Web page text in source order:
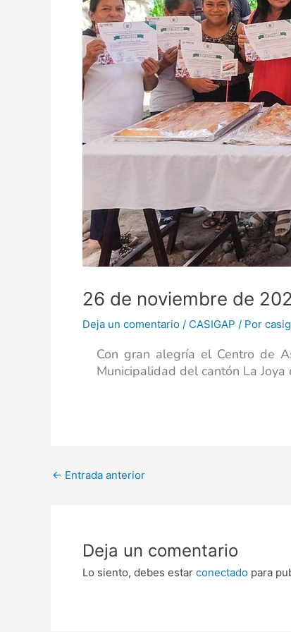
26 de noviembre de
Deja un comentario / CASIGAP / Por
Con gran alegría el Centro de
Municipalidad del cantón La
← Entrada anterior
Deja un comentario
Lo siento, debes estar conectado para